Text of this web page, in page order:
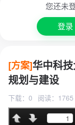
您还未
登录
[方案]华中科
规划与建设
下载：0 阅读：1765